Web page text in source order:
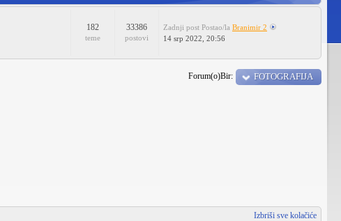
182
teme
33386
postovi
Zadnji post Postao/la Branimir 2
14 srp 2022, 20:56
Forum(o)Bir: FOTOGRAFIJA
Izbriši sve kolačiće